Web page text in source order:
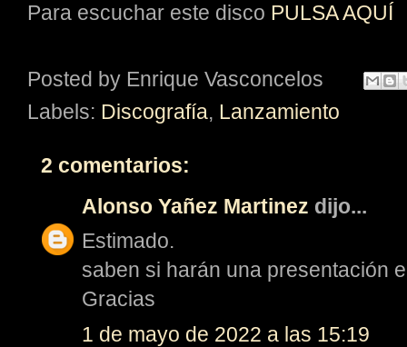
Para escuchar este disco PULSA AQUÍ
Posted by Enrique Vasconcelos
Labels: Discografía, Lanzamiento
2 comentarios:
Alonso Yañez Martinez dijo...
Estimado.
saben si harán una presentación
Gracias
1 de mayo de 2022 a las 15:19